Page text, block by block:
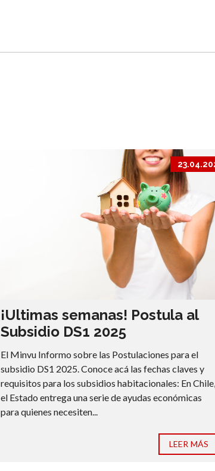
¡Ultimas semanas! Postula al
Subsidio DS1 2025
El Minvu Informo sobre las Postulaciones para el
subsidio DS1 2025. Conoce acá las fechas claves y
requisitos para los subsidios habitacionales: En Chile,
el Estado entrega una serie de ayudas económicas
para quienes necesiten...
LEER MÁS